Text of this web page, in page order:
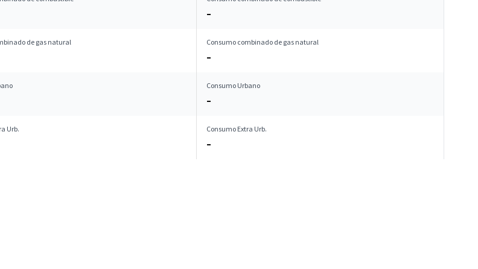
–
de gas natural Consumo combinado de gas natural
–
Consumo Urbano
–
Urb. Consumo Extra Urb.
–